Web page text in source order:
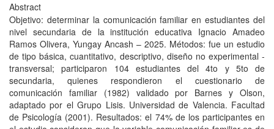
Abstract
Objetivo: determinar la comunicación familiar en estudiantes del
nivel secundaria de la institución educativa Ignacio Amadeo
Ramos Olivera, Yungay Ancash – 2025. Métodos: fue un estudio
de tipo básica, cuantitativo, descriptivo, diseño no experimental -
transversal; participaron 104 estudiantes del 4to y 5to de
secundaria, quienes respondieron el cuestionario de
comunicación familiar (1982) validado por Barnes y Olson,
adaptado por el Grupo Lisis. Universidad de Valencia. Facultad
de Psicología (2001). Resultados: el 74% de los participantes en